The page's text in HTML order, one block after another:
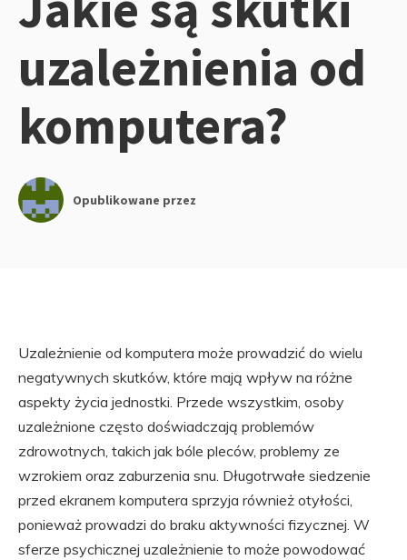
uzależnienia od
komputera?
Opublikowane przez
Uzależnienie od komputera może prowadzić do wielu
negatywnych skutków, które mają wpływ na różne
aspekty życia jednostki. Przede wszystkim, osoby
uzależnione często doświadczają problemów
zdrowotnych, takich jak bóle pleców, problemy ze
wzrokiem oraz zaburzenia snu. Długotrwałe siedzenie
przed ekranem komputera sprzyja również otyłości,
ponieważ prowadzi do braku aktywności fizycznej. W
sferze psychicznej uzależnienie to może powodować